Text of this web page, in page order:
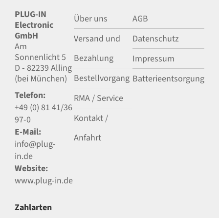
PLUG-IN
Electronic
GmbH
Am
Sonnenlicht 5
D - 82239 Alling
(bei München)
Telefon:
+49 (0) 81 41/36
97-0
E-Mail:
info@plug-
in.de
Website:
www.plug-in.de
Über uns
Versand und
Bezahlung
Bestellvorgang
RMA / Service
Kontakt /
Anfahrt
AGB
Datenschutz
Impressum
Batterieentsorgung
Zahlarten